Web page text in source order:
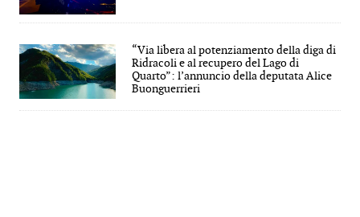
“Via libera al potenziamento della diga di
Ridracoli e al recupero del Lago di
Quarto”: l’annuncio della deputata Alice
Buonguerrieri